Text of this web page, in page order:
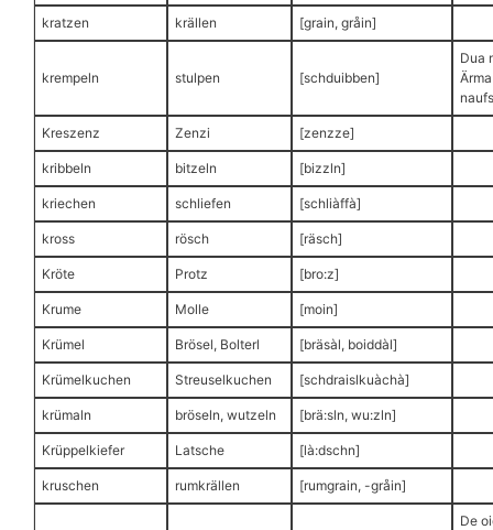
kratzen krällen [grain, gråin]
krempeln stulpen [schduibben]
Dua
Ärma
Kreszenz Zenzi [zenzze]
kribbeln bitzeln [bizzln]
kriechen schliefen [schliàffà]
kross rösch [räsch]
Kröte Protz [bro:z]
Krume Molle [moin]
Krümel Brösel, Bolterl [bräsàl, boiddàl]
Krümelkuchen Streuselkuchen [schdraislkuàchà]
krümaln bröseln, wutzeln [brä:sln, wu:zln]
Krüppelkiefer Latsche [là:dschn]
kruschen rumkrällen [rumgrain, -gråin]
De